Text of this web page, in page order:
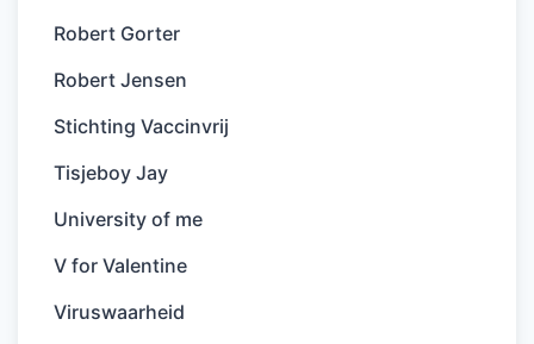
Robert Gorter
Robert Jensen
Stichting Vaccinvrij
Tisjeboy Jay
University of me
V for Valentine
Viruswaarheid